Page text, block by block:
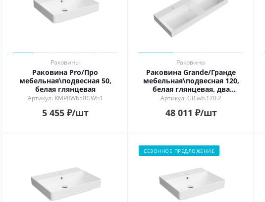
Смотреть в интерьере
Особенности
Обрезной
Раковины
Раковина Pro/Про
мебельная\подвесная 50,
белая глянцевая
Артикул: KMPRWb50GWh1
5 455₽/шт
Раковины
Раковина Grande/Гранде
мебельная\подвесная 120,
белая глянцевая, два
отверстия под смеситель
Артикул: GR.wb.120.2
48 011 ₽/шт
СЕЗОННОЕ ПРЕДЛОЖЕНИЕ